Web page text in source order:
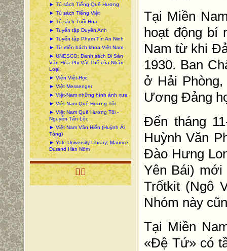
► Tủ sách Tiếng Quê Hương
► Tủ sách Tiếng Việt
► Tủ sách Tuổi Hoa
► Tuyển tập Duyên Anh
► Tuyển tập Phạm Tín An Ninh
► Từ điển bách khoa Việt Nam
► UNESCO: Danh sách Di Sản
Văn Hóa Phi Vật Thể của Nhân
Loại
► Viện Việt-Học
► Việt Messenger
► Việt-Nam những hình ảnh xưa
► Việt-Nam Quê Hương Tôi
► Việt Nam Quê Hương Tôi -
Nguyễn Tấn Lộc
► Việt Nam Văn Hiến (Huỳnh Ái
Tông)
► Yale University Library: Maurice
Durand Hán Nôm

Tại Miền
hoạt động bí
Nam từ khi
1930. Ban
ở Hải
Ương Đảng
Đến tháng
Huỳnh Văn
Đào Hưng
Yên Bái) mới
Trốtkit (Ngô
Nhóm này
Tại Miền
«Đệ Tứ» có